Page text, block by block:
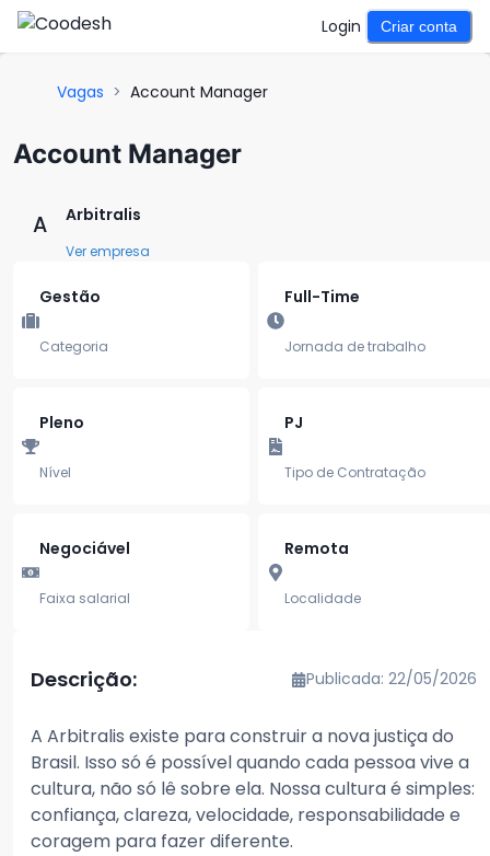
Login Criar conta
Vagas > Account Manager
Account Manager
A Arbitralis
Ver empresa
Gestão
Categoria
Full-Time
Jornada de trabalho
Pleno
Nível
PJ
Tipo de Contratação
Negociável
Faixa salarial
Remota
Localidade
Descrição: Publicada: 22/05/2026
A Arbitralis existe para construir a nova justiça do
Brasil. Isso só é possível quando cada pessoa vive a
cultura, não só lê sobre ela. Nossa cultura é simples:
confiança, clareza, velocidade, responsabilidade e
coragem para fazer diferente.